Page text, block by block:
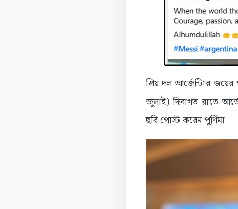
প্রিয় দল আর্জেন্টিার
জুলাই) দিবাগত রাতে
ছবি পোস্ট করেন পূর্ণিমা।